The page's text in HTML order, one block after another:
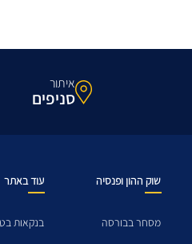
איתור
סניפים
שוק ההון ופנסיה
מסחר בבורסה
עוד באתר
בנקאות